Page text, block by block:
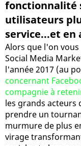
fonctionnalité
utilisateurs
service...et
Alors que l'on
Social Media
l'année 2017 (au
concernant
compagnie à
les grands
prendre un
murmure de plus
virage